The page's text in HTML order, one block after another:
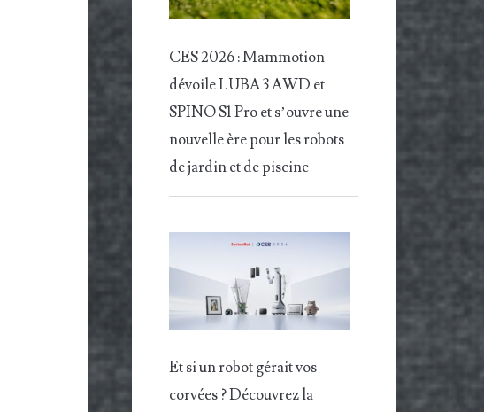
CES 2026 : Mammotion
dévoile LUBA 3 AWD et
SPINO S1 Pro et s’ouvre une
nouvelle ère pour les robots
de jardin et de piscine
Et si un robot gérait vos
corvées ? Découvrez la